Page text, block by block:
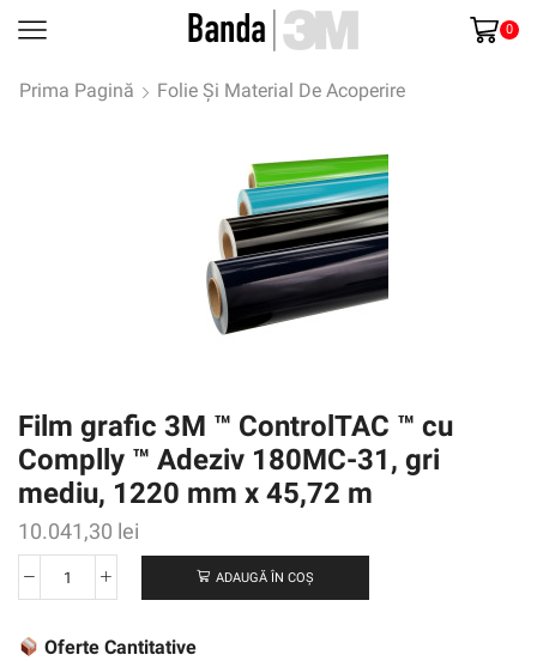
0
Prima Pagină Folie Și Material De Acoperire
Film grafic 3M ™ ControlTAC ™ cu
Complly ™ Adeziv 180MC-31, gri
mediu, 1220 mm x 45,72 m
10.041,30 lei
Cantitate
grafic
ADAUGĂ ÎN COȘ
Oferte Cantitative